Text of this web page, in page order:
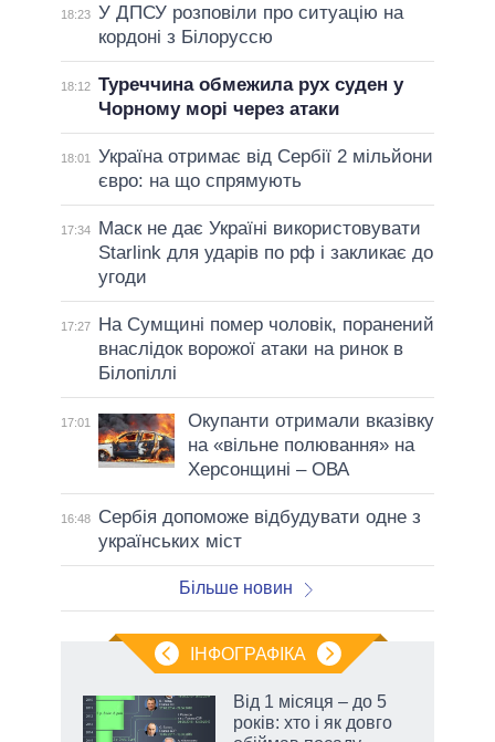
18:23 У ДПСУ розповіли про ситуацію на
кордоні з Білоруссю
18:12 Туреччина обмежила рух суден у
Чорному морі через атаки
18:01
Україна отримає від Сербії 2 мільйони
євро: на що спрямують
17:34
Маск не дає Україні використовувати
Starlink для ударів по рф і закликає до
угоди
17:27
На Сумщині помер чоловік, поранений
внаслідок ворожої атаки на ринок в
Білопіллі
17:01
Окупанти отримали вказівку
на «вільне полювання» на
Херсонщині – ОВА
16:48
Сербія допоможе відбудувати одне з
українських міст
Більше новин
ІНФОГРАФІКА
Від 1 місяця – до 5
років: хто і як довго